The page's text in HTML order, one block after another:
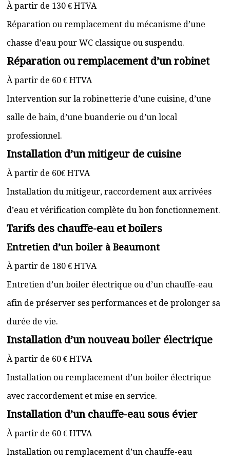
À partir de 130 € HTVA
Réparation ou remplacement du mécanisme d’une
chasse d’eau pour WC classique ou suspendu.
Réparation ou remplacement d’un robinet
À partir de 60 € HTVA
Intervention sur la robinetterie d’une cuisine, d’une
salle de bain, d’une buanderie ou d’un local
professionnel.
Installation d’un mitigeur de cuisine
À partir de 60€ HTVA
Installation du mitigeur, raccordement aux arrivées
d’eau et vérification complète du bon fonctionnement.
Tarifs des chauffe-eau et boilers
Entretien d’un boiler à Beaumont
À partir de 180 € HTVA
Entretien d’un boiler électrique ou d’un chauffe-eau
afin de préserver ses performances et de prolonger sa
durée de vie.
Installation d’un nouveau boiler électrique
À partir de 60 € HTVA
Installation ou remplacement d’un boiler électrique
avec raccordement et mise en service.
Installation d’un chauffe-eau sous évier
À partir de 60 € HTVA
Installation ou remplacement d’un chauffe-eau